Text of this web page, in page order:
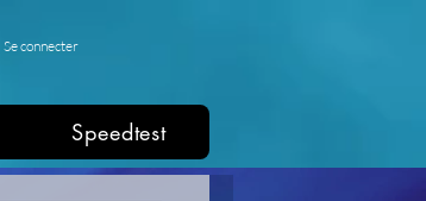
Se connecter
Speedtest